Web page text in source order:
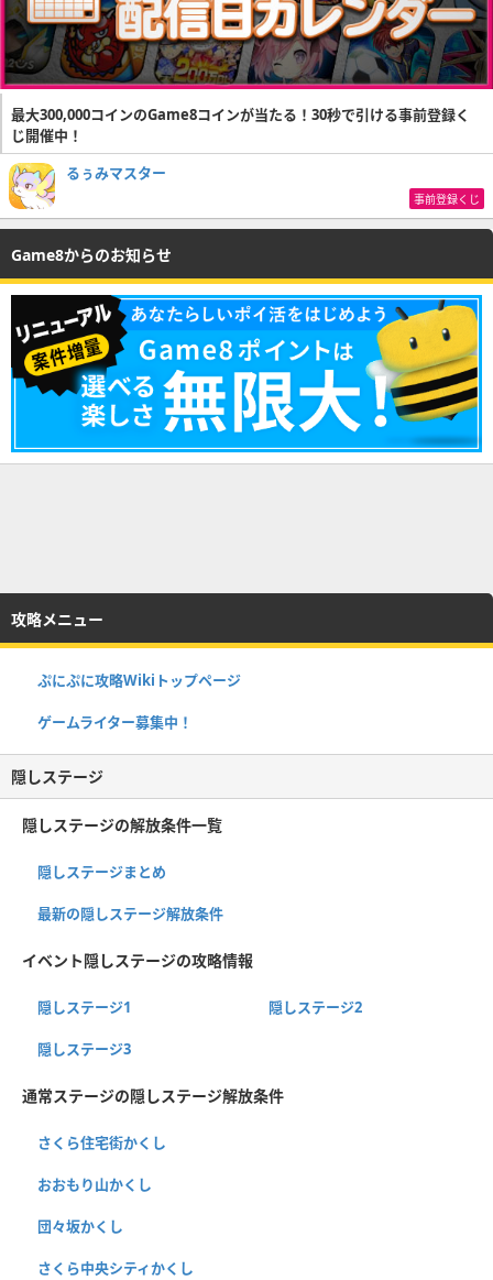
最大300,000コインのGame8コインが当たる！30秒で引ける事前登録く
じ開催中！
るぅみマスター
事前登録くじ
Game8からのお知らせ
攻略メニュー
ぷにぷに攻略Wikiトップページ
ゲームライター募集中！
隠しステージ
隠しステージの解放条件一覧
隠しステージまとめ
最新の隠しステージ解放条件
イベント隠しステージの攻略情報
隠しステージ1 隠しステージ2
隠しステージ3
通常ステージの隠しステージ解放条件
さくら住宅街かくし
おおもり山かくし
団々坂かくし
さくら中央シティかくし